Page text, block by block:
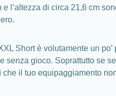
e l’altezza di circa 21,6 cm
Short è volutamente un
senza gioco. Soprattutto se
che il tuo equipaggiamento